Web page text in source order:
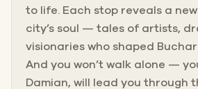
to life. Each stop reveals a
city’s soul — tales of artists,
visionaries who shaped
And you won’t walk alone —
Damian, will lead you through